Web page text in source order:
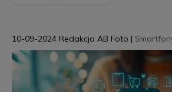
10-09-2024 Redakcja AB Foto |